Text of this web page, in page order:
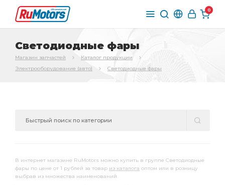
0
Светодиодные фары
Магазин запчастей
Каталог продукции
Электрооборудование (авто)
Светодиодные фары
В интернет магазине RuMotors можно купить в группе Светодиодные
фары по цене от 1 рублей за товар из каталога оптом или в розницу
выбрав из множества наименований.